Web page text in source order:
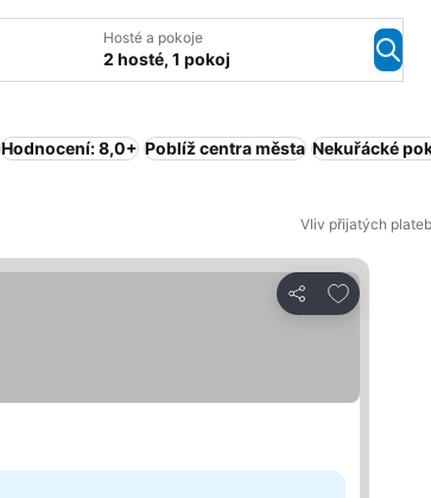
Hosté a pokoje
2 hosté, 1 pokoj
Hodnocení: 8,0+ Poblíž centra města Nekuřácké
Vliv přijatých
Sdílet
Přidat na